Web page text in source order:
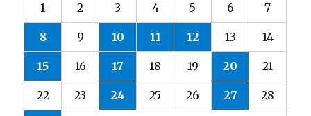
1 2 3 4 5 6 7
8 9 10 11 12 13 14
15 16 17 18 19 20 21
22 23 24 25 26 27 28